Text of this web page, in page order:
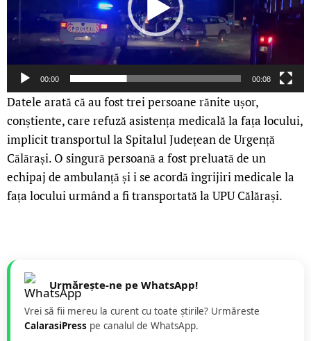
00:00 00:08
Datele arată că au fost trei persoane rănite ușor,
conștiente, care refuză asistența medicală la fața locului,
implicit transportul la Spitalul Județean de Urgență
Călărași. O singură persoană a fost preluată de un
echipaj de ambulanță și i se acordă îngrijiri medicale la
fața locului urmând a fi transportată la UPU Călărași.
Urmărește-ne pe WhatsApp!
Vrei să fii mereu la curent cu toate știrile? Urmăreste
CalarasiPress pe canalul de WhatsApp.